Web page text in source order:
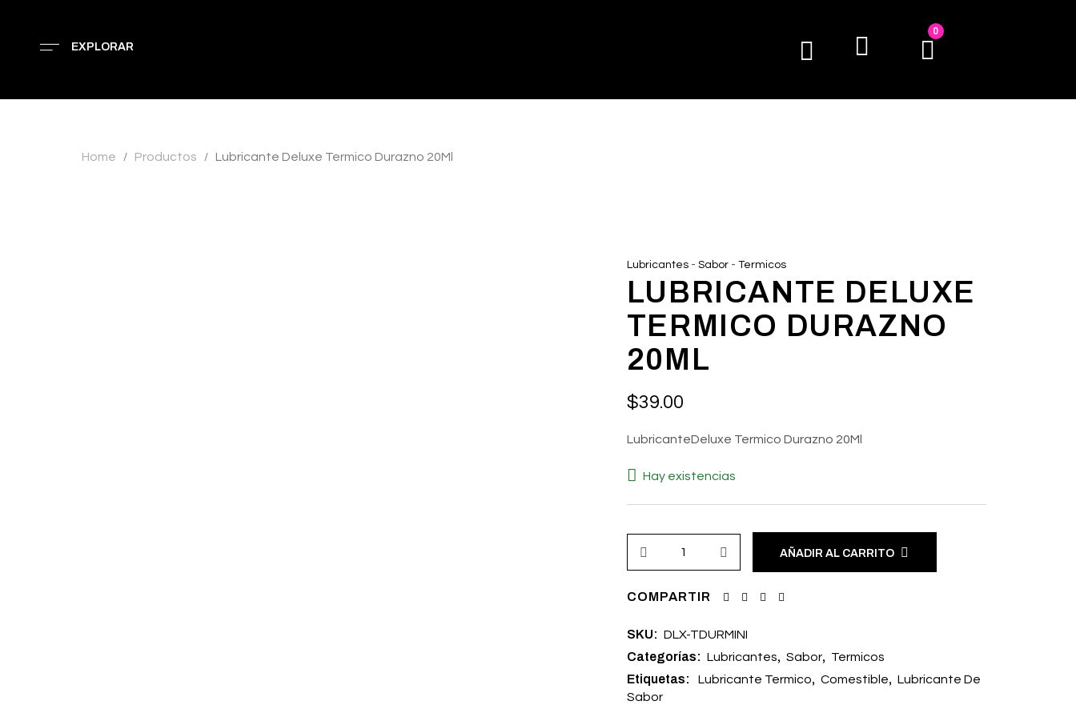
EXPLORAR
0
Home / Productos / Lubricante Deluxe Termico Durazno 20Ml
Lubricantes- Sabor- Termicos
LUBRICANTE DELUXE
TERMICO DURAZNO
20ML
$39.00
LubricanteDeluxe Termico Durazno 20Ml
Hay existencias
AÑADIR AL CARRITO
COMPARTIR
SKU: DLX-TDURMINI
Categorías: Lubricantes, Sabor, Termicos
Etiquetas: Lubricante Termico, Comestible, Lubricante De
Sabor